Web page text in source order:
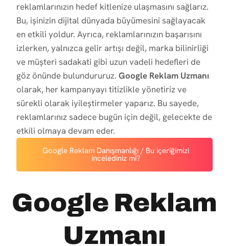
reklamlarınızın hedef kitlenize ulaşmasını sağlarız.
Bu, işinizin dijital dünyada büyümesini sağlayacak
en etkili yoldur. Ayrıca, reklamlarınızın başarısını
izlerken, yalnızca gelir artışı değil, marka bilinirliği
ve müşteri sadakati gibi uzun vadeli hedefleri de
göz önünde bulundururuz. Google Reklam Uzmanı
olarak, her kampanyayı titizlikle yönetiriz ve
sürekli olarak iyileştirmeler yaparız. Bu sayede,
reklamlarınız sadece bugün için değil, gelecekte de
etkili olmaya devam eder.
Google Reklam Danışmanlığı / Bu içeriğimizi
incelediniz mi?
Google Reklam
Uzmanı